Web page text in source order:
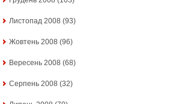
Листопад 2008 (93)
Жовтень 2008 (96)
Вересень 2008 (68)
Серпень 2008 (32)